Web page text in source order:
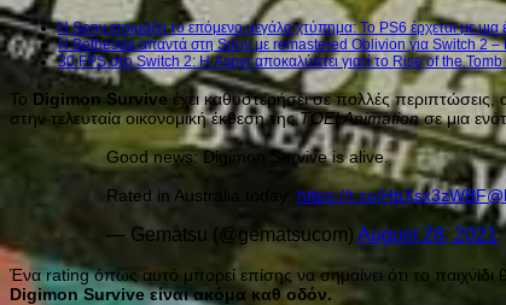
Η Sony ετοιμάζει το επόμενο μεγάλο χτύπημα: Το PS6 έρχεται με μια
Η Bethesda απαντά στη Sony με remastered Oblivion για Switch 2
30 FPS στο Switch 2: Η Aspyr αποκαλύπτει γιατί το Rise of the
Το Digimon Survive έχει καθυστερήσει σε πολλές
στην τελευταία οικονομική έκθεση τηςTOEI Animationσε μια
Good news: Digimon Survive is alive.
Rated in Australia today: https://t.co/HbXsx3zWBF
— Gematsu (@gematsucom) August 28, 2021
Ένα rating όπως αυτό μπορεί επίσης να σημαίνει ότι το
Digimon Survive είναι ακόμα καθ οδόν.